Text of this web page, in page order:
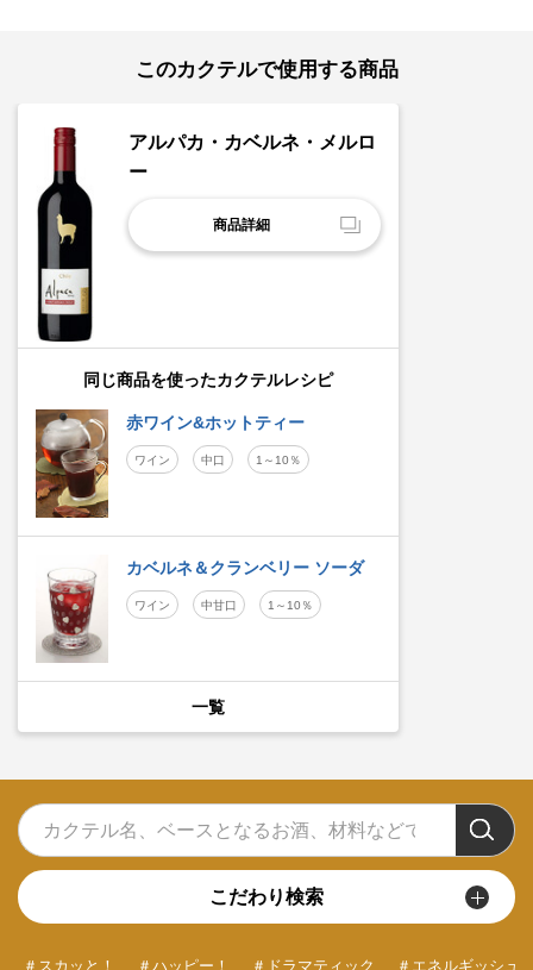
このカクテルで使用する商品
アルパカ・カベルネ・メルロ
ー
商品詳細
同じ商品を使ったカクテルレシピ
赤ワイン&ホットティー
ワイン 中口 1～10％
カベルネ＆クランベリー ソーダ
ワイン 中甘口 1～10％
一覧
こだわり検索
＃スカッと！ ＃ハッピー！ ＃ドラマティック ＃エネルギッシュ